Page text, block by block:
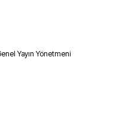
Yayın Yönetmeni